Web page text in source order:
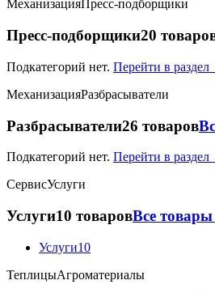
МеханизацияПресс-подборщики
Пресс-подборщики20
Подкатегорий нет. Перейти в
МеханизацияРазбрасыватели
Разбрасыватели26 товаров
Подкатегорий нет. Перейти в
СервисУслуги
Услуги10 товаровВсе
Услуги10
ТеплицыАгроматериалы